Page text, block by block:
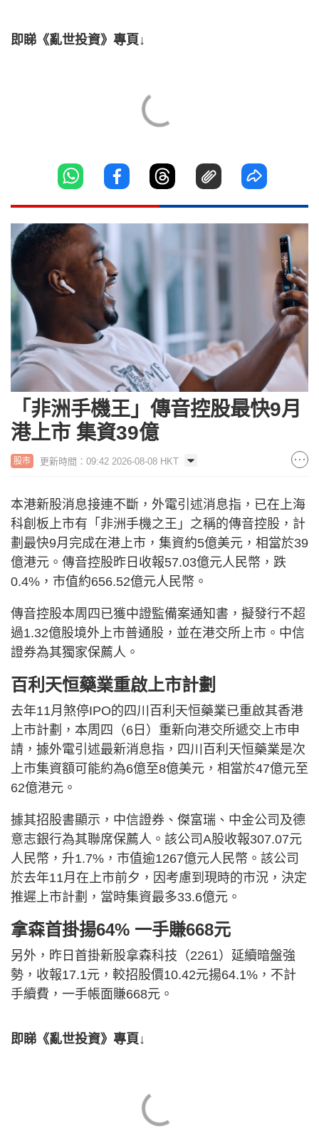
即睇《亂世投資》專頁↓
「非洲手機王」傳音控股最快9月
港上市 集資39億
股市 更新時間：09:42 2026-08-08 HKT
本港新股消息接連不斷，外電引述消息指，已在上海
科創板上市有「非洲手機之王」之稱的傳音控股，計
劃最快9月完成在港上市，集資約5億美元，相當於39
億港元。傳音控股昨日收報57.03億元人民幣，跌
0.4%，市值約656.52億元人民幣。
傳音控股本周四已獲中證監備案通知書，擬發行不超
過1.32億股境外上市普通股，並在港交所上市。中信
證券為其獨家保薦人。
百利天恒藥業重啟上市計劃
去年11月煞停IPO的四川百利天恒藥業已重啟其香港
上市計劃，本周四（6日）重新向港交所遞交上市申
請，據外電引述最新消息指，四川百利天恒藥業是次
上市集資額可能約為6億至8億美元，相當於47億元至
62億港元。
據其招股書顯示，中信證券、傑富瑞、中金公司及德
意志銀行為其聯席保薦人。該公司A股收報307.07元
人民幣，升1.7%，市值逾1267億元人民幣。該公司
於去年11月在上市前夕，因考慮到現時的市況，決定
推遲上市計劃，當時集資最多33.6億元。
拿森首掛揚64% 一手賺668元
另外，昨日首掛新股拿森科技（2261）延續暗盤強
勢，收報17.1元，較招股價10.42元揚64.1%，不計
手續費，一手帳面賺668元。
即睇《亂世投資》專頁↓